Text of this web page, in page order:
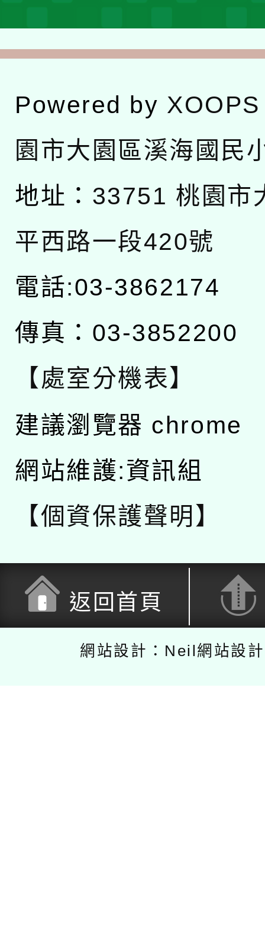
Powered by XOOPS
園市大園區溪海國民
地址： 33751 桃園市
平西路一段420號
電話:03-3862174
傳真：03-3852200
【處室分機表】
建議瀏覽器 chrome
網站維護:資訊組
【個資保護聲明】
返回首頁
網站設計：Neil網站設